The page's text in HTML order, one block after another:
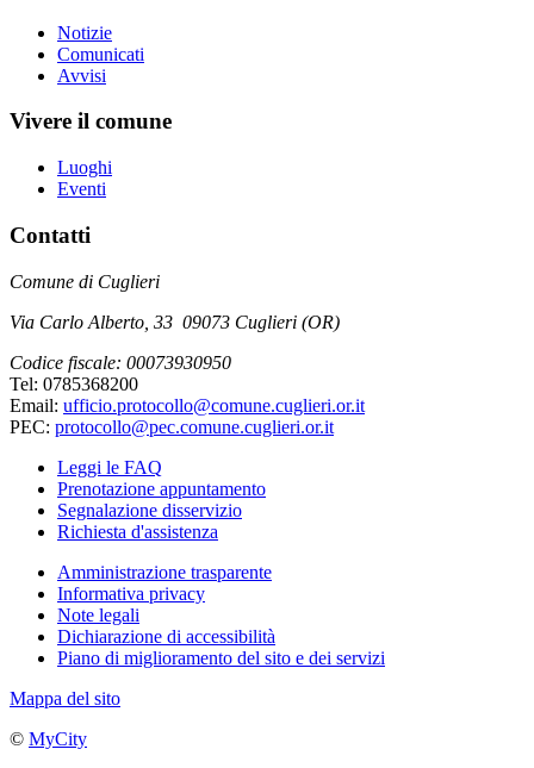
Notizie
Comunicati
Avvisi
Vivere il comune
Luoghi
Eventi
Contatti
Comune di Cuglieri
Via Carlo Alberto, 33 09073 Cuglieri (OR)
Codice fiscale: 00073930950
Tel: 0785368200
Email: ufficio.protocollo@comune.cuglieri.or.it
PEC: protocollo@pec.comune.cuglieri.or.it
Leggi le FAQ
Prenotazione appuntamento
Segnalazione disservizio
Richiesta d'assistenza
Amministrazione trasparente
Informativa privacy
Note legali
Dichiarazione di accessibilità
Piano di miglioramento del sito e dei servizi
Mappa del sito
© MyCity